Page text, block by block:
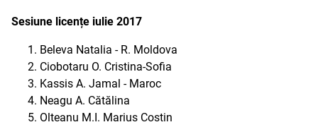
Sesiune licențe iulie 2017
Beleva Natalia - R. Moldova
Ciobotaru O. Cristina-Sofia
Kassis A. Jamal - Maroc
Neagu A. Cătălina
Olteanu M.I. Marius Costin